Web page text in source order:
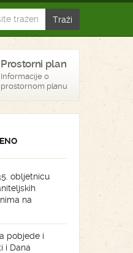
Prostorni plan
Informacije o
prostornom planu
obljetnicu
na
pobjede i
i Dana